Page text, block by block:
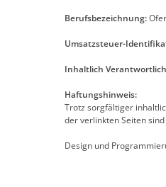
Berufsbezeichnung:
Umsatzsteuer-
Inhaltlich
Haftungshinweis:
Trotz sorgfältiger
der verlinkten Seiten
Design und